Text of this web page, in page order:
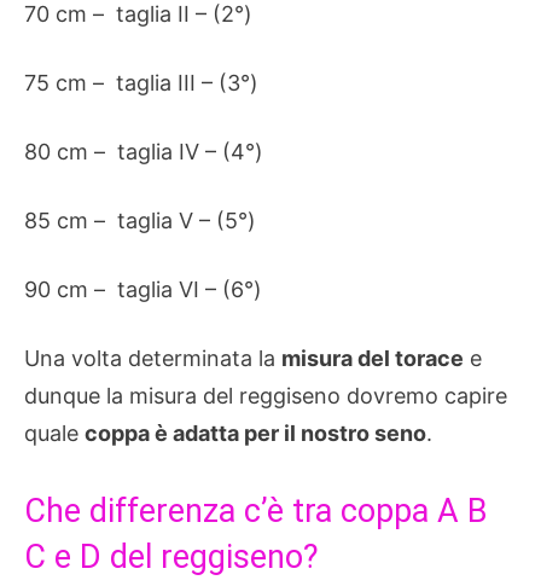
70 cm – taglia II – (2°)
75 cm – taglia III – (3°)
80 cm – taglia IV – (4°)
85 cm – taglia V – (5°)
90 cm – taglia VI – (6°)
Una volta determinata la misura del torace e
dunque la misura del reggiseno dovremo capire
quale coppa è adatta per il nostro seno.
Che differenza c’è tra coppa A B
C e D del reggiseno?